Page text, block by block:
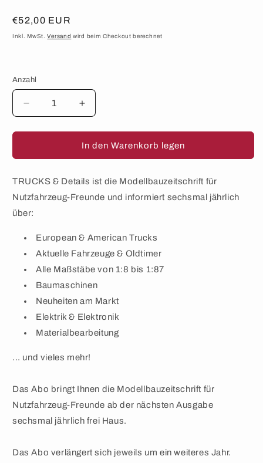
Normaler
Preis
€52,00 EUR
Inkl. MwSt.Versand wird beim Checkout berechnet
Anzahl
Anzahl
Verringere
die
Menge
TRUCKS
Details
–
Erhöhe
die
Menge
für
TRUCKS
Details
–
In den Warenkorb legen
TRUCKS & Details ist die Modellbauzeitschrift für
Nutzfahrzeug-Freunde und informiert sechsmal jährlich
über:
European & American Trucks
Aktuelle Fahrzeuge & Oldtimer
Alle Maßstäbe von 1:8 bis 1:87
Baumaschinen
Neuheiten am Markt
Elektrik & Elektronik
Materialbearbeitung
... und vieles mehr!
Das Abo bringt Ihnen die Modellbauzeitschrift für
Nutzfahrzeug-Freunde ab der nächsten Ausgabe
sechsmal jährlich frei Haus.
Das Abo verlängert sich jeweils um ein weiteres Jahr.